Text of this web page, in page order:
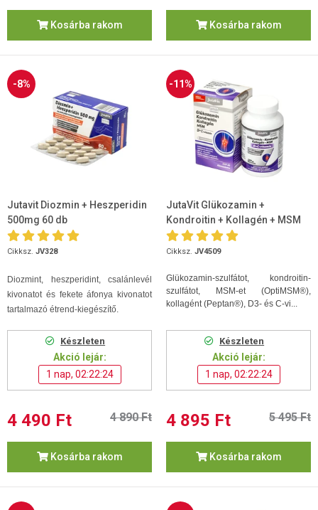
Kosárba rakom Kosárba rakom
-8%
Jutavit Diozmin + Heszperidin
500mg 60 db
Cikksz. JV328
Diozmint, heszperidint, csalánlevél
kivonatot és fekete áfonya kivonatot
tartalmazó étrend-kiegészítő.
Készleten
Akció lejár:
1 nap, 02:22:24
4 490 Ft 4 890 Ft
Kosárba rakom
-11%
JutaVit Glükozamin +
Kondroitin + Kollagén + MSM
D+C vitamin 120db tabletta
Cikksz. JV4509
Glükozamin-szulfátot, kondroitin-
szulfátot, MSM-et (OptiMSM®),
kollagént (Peptan®), D3- és C-vi...
Készleten
Akció lejár:
1 nap, 02:22:24
4 895 Ft 5 495 Ft
Kosárba rakom